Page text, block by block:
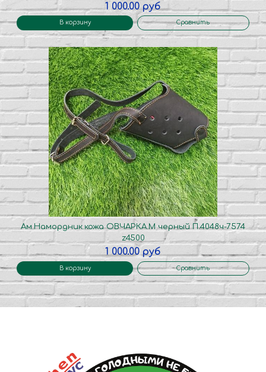
1 000.00 руб
В корзину Сравнить
Ам.Намордник.кожа ОВЧАРКА.М черный П.4048ч-7574
z4500
1 000.00 руб
В корзину Сравнить